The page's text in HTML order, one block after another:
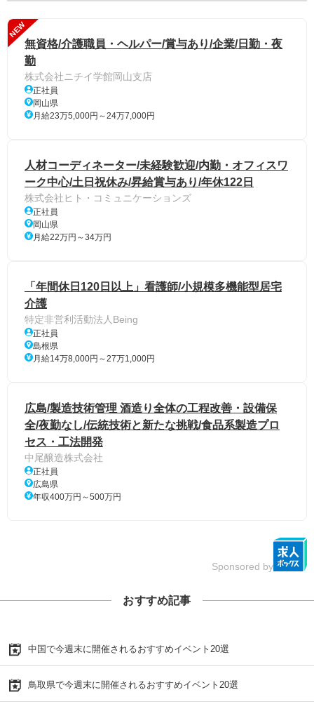
NEW
無資格/介護職員・ヘルパー/賞与あり/企業/日勤・夜
勤
株式会社ニチイ学館岡山支店
正社員
岡山県
月給23万5,000円～24万7,000円
人材コーディネーター/未経験歓迎/内勤・オフィスワ
ーク中心/土日祝休み/昇給賞与あり/年休122日
株式会社ヒト・コミュニケーションズ
正社員
岡山県
月給22万円～34万円
「年間休日120日以上」看護師/小規模多機能型居宅
介護
特定非営利活動法人Being
正社員
島根県
月給14万8,000円～27万1,000円
広島/製造技術管理 酒造り全体の工程改善・設備保
全/夜勤なし/伝統技術と新たな挑戦/食品系製造プロ
セス・工法開発
中尾醸造株式会社
正社員
広島県
年収400万円～500万円
Sponsored by
おすすめ記事
中国で今週末に開催されるおすすめイベント20選
鳥取県で今週末に開催されるおすすめイベント20選